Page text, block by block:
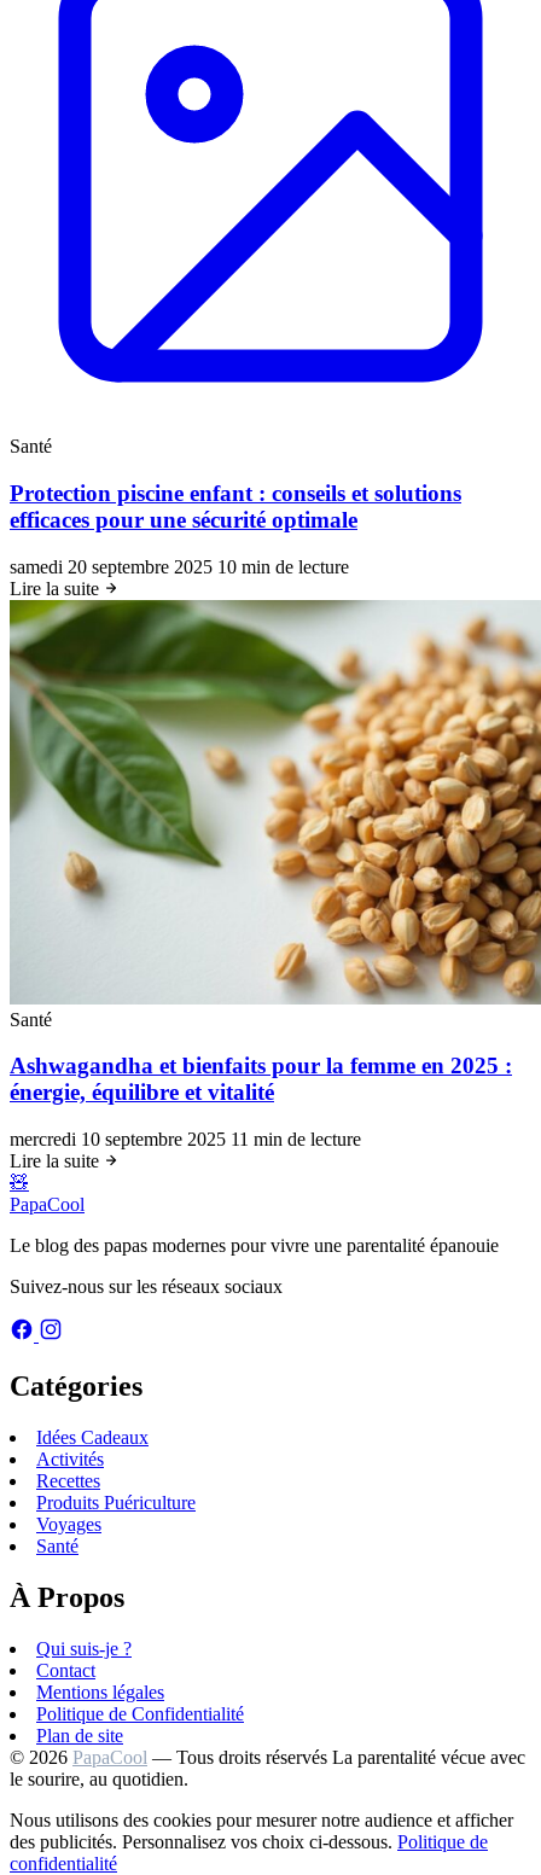
Santé
Protection piscine enfant : conseils et solutions
efficaces pour une sécurité optimale
samedi 20 septembre 2025 10 min de lecture
Lire la suite
Santé
Ashwagandha et bienfaits pour la femme en 2025 :
énergie, équilibre et vitalité
mercredi 10 septembre 2025 11 min de lecture
Lire la suite
🧸
PapaCool
Le blog des papas modernes pour vivre une parentalité épanouie
Suivez-nous sur les réseaux sociaux
Catégories
Idées Cadeaux
Activités
Recettes
Produits Puériculture
Voyages
Santé
À Propos
Qui suis-je ?
Contact
Mentions légales
Politique de Confidentialité
Plan de site
© 2026 PapaCool — Tous droits réservés La parentalité vécue avec
le sourire, au quotidien.
Nous utilisons des cookies pour mesurer notre audience et afficher
des publicités. Personnalisez vos choix ci-dessous. Politique de
confidentialité